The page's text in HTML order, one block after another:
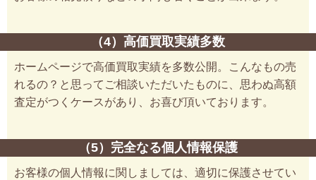
（4）高価買取実績多数
ホームページで高価買取実績を多数公開。こんなもの売
れるの？と思ってご相談いただいたものに、思わぬ高額
査定がつくケースがあり、お喜び頂いております。
（5）完全なる個人情報保護
お客様の個人情報に関しましては、適切に保護させてい